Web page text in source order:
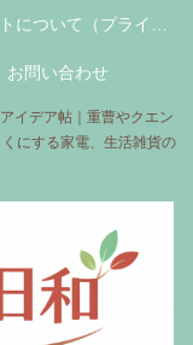
イデア帖｜重曹やクエン
にする家電、生活雑貨の
について（プライバ
ポリシーについて）
お問い合わせ